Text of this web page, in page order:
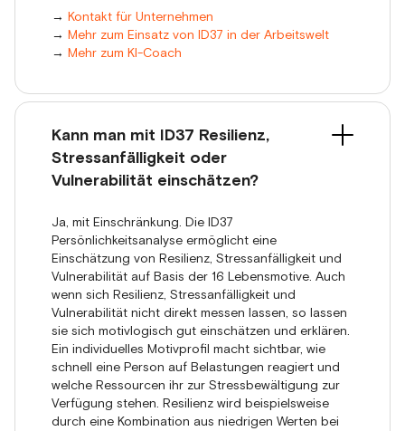
→ Kontakt für Unternehmen
→ Mehr zum Einsatz von ID37 in der Arbeitswelt
→ Mehr zum KI-Coach
Kann man mit ID37 Resilienz,
Stressanfälligkeit oder
Vulnerabilität einschätzen?
Ja, mit Einschränkung. Die ID37
Persönlichkeitsanalyse ermöglicht eine
Einschätzung von Resilienz, Stressanfälligkeit und
Vulnerabilität auf Basis der 16 Lebensmotive. Auch
wenn sich Resilienz, Stressanfälligkeit und
Vulnerabilität nicht direkt messen lassen, so lassen
sie sich motivlogisch gut einschätzen und erklären.
Ein individuelles Motivprofil macht sichtbar, wie
schnell eine Person auf Belastungen reagiert und
welche Ressourcen ihr zur Stressbewältigung zur
Verfügung stehen. Resilienz wird beispielsweise
durch eine Kombination aus niedrigen Werten bei